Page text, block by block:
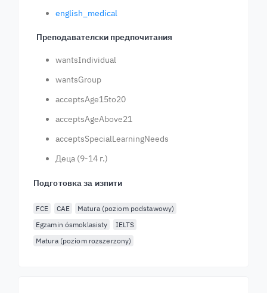
english_medical
Преподавателски предпочитания
wantsIndividual
wantsGroup
acceptsAge15to20
acceptsAgeAbove21
acceptsSpecialLearningNeeds
Деца (9-14 г.)
Подготовка за изпити
FCE CAE
Matura (poziom podstawowy)
Egzamin ósmoklasisty
IELTS
Matura (poziom rozszerzony)